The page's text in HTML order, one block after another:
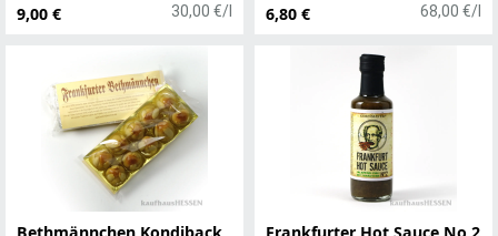
9,00 € 30,00 €/l 6,80 € 68,00 €/l